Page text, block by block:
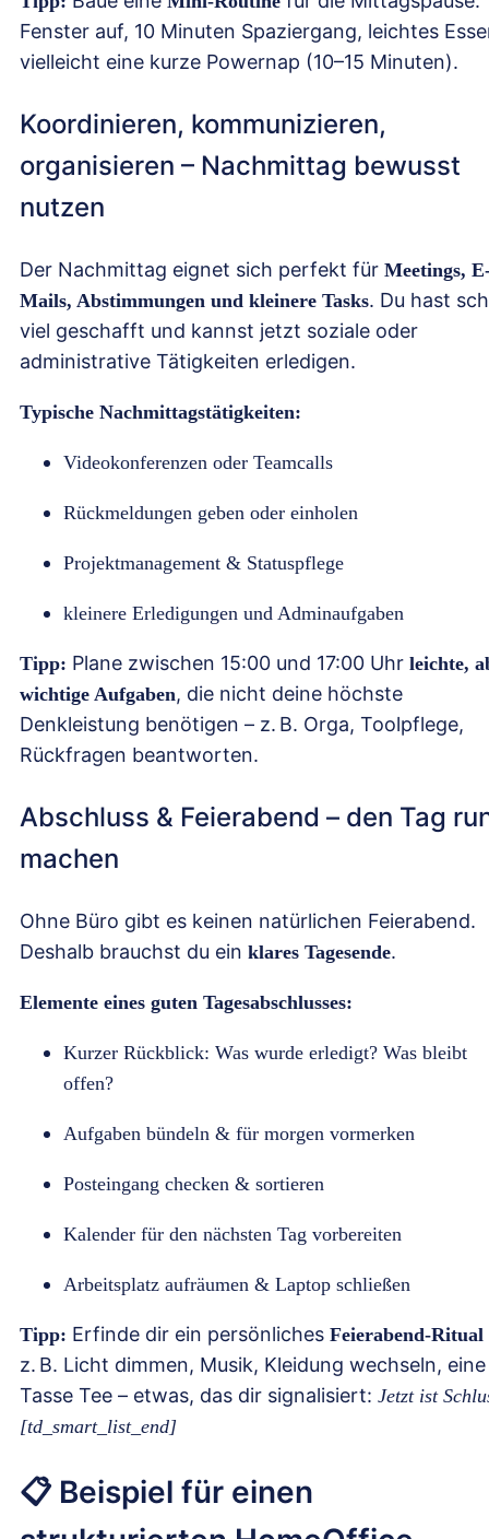
Fenster auf, 10 Minuten Spaziergang, leichtes
vielleicht eine kurze Powernap (10–15 Minuten).
Koordinieren, kommunizieren,
organisieren – Nachmittag bewusst
nutzen
Der Nachmittag eignet sich perfekt für Meetings,
Mails, Abstimmungen und kleinere Tasks. Du hast
viel geschafft und kannst jetzt soziale oder
administrative Tätigkeiten erledigen.
Typische Nachmittagstätigkeiten:
Videokonferenzen oder Teamcalls
Rückmeldungen geben oder einholen
Projektmanagement & Statuspflege
kleinere Erledigungen und Adminaufgaben
Tipp: Plane zwischen 15:00 und 17:00 Uhr leichte,
wichtige Aufgaben, die nicht deine höchste
Denkleistung benötigen – z. B. Orga, Toolpflege,
Rückfragen beantworten.
Abschluss & Feierabend – den Tag
machen
Ohne Büro gibt es keinen natürlichen Feierabend.
Deshalb brauchst du ein klares Tagesende.
Elemente eines guten Tagesabschlusses:
Kurzer Rückblick: Was wurde erledigt? Was bleibt
offen?
Aufgaben bündeln & für morgen vormerken
Posteingang checken & sortieren
Kalender für den nächsten Tag vorbereiten
Arbeitsplatz aufräumen & Laptop schließen
Tipp: Erfinde dir ein persönliches Feierabend-Ritual
z. B. Licht dimmen, Musik, Kleidung wechseln, eine
Tasse Tee – etwas, das dir signalisiert: Jetzt ist
[td_smart_list_end]
📋 Beispiel für einen